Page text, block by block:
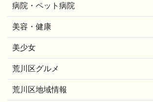
病院・ペット病院
美容・健康
美少女
荒川区グルメ
荒川区地域情報